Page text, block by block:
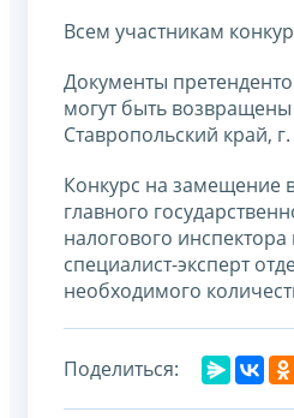
Всем участникам
Документы
могут быть
Ставропольский край,
Конкурс на замещение
главного
налогового
специалист-эксперт
необходимого
Поделиться: